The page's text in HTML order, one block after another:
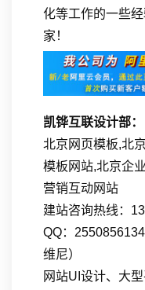
化等工作的一些
家！
凯铧互联设计部：
北京网页模板,北
模板网站,北京企
营销互动网站
建站咨询热线：
QQ：
维尼）
网站UI设计、大